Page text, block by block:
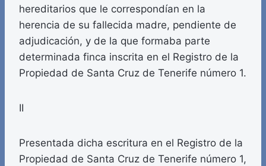
hereditarios que le correspondían en la
herencia de su fallecida madre, pendiente de
adjudicación, y de la que formaba parte
determinada finca inscrita en el Registro de la
Propiedad de Santa Cruz de Tenerife número 1.
II
Presentada dicha escritura en el Registro de la
Propiedad de Santa Cruz de Tenerife número 1,